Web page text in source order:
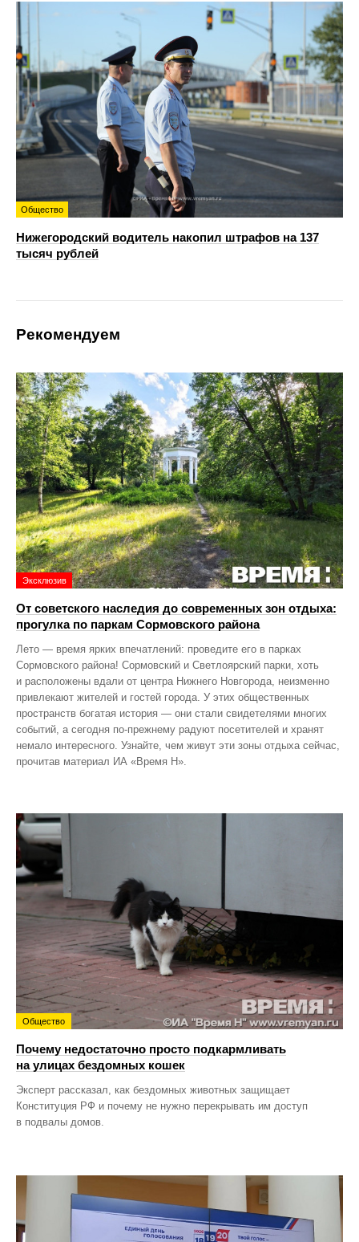
Общество
Нижегородский водитель накопил штрафов на 137
тысяч рублей
Рекомендуем
Эксклюзив
От советского наследия до современных зон отдыха:
прогулка по паркам Сормовского района
Лето — время ярких впечатлений: проведите его в парках
Сормовского района! Сормовский и Светлоярский парки, хоть
и расположены вдали от центра Нижнего Новгорода, неизменно
привлекают жителей и гостей города. У этих общественных
пространств богатая история — они стали свидетелями многих
событий, а сегодня по‑прежнему радуют посетителей и хранят
немало интересного. Узнайте, чем живут эти зоны отдыха сейчас,
прочитав материал ИА «Время Н».
Общество
Почему недостаточно просто подкармливать
на улицах бездомных кошек
Эксперт рассказал, как бездомных животных защищает
Конституция РФ и почему не нужно перекрывать им доступ
в подвалы домов.